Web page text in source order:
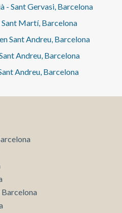
- Sant Gervasi, Barcelona
Sant Martí, Barcelona
Sant Andreu, Barcelona
Andreu, Barcelona
Andreu, Barcelona
Barcelona